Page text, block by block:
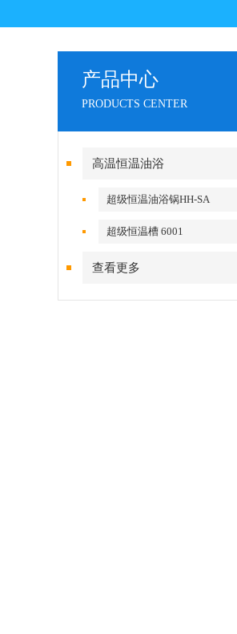
产品中心
PRODUCTS CENTER
高温恒温油浴
超级恒温油浴锅HH-SA
超级恒温槽 6001
查看更多